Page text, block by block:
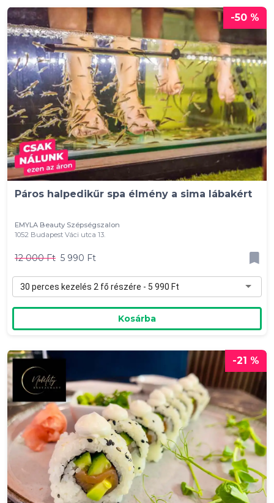
-50 %
Páros halpedikűr spa élmény a sima lábakért
EMYLA Beauty Szépségszalon
1052 Budapest Váci utca 13.
12 000 Ft 5 990 Ft
30 perces kezelés 2 fő részére - 5 990 Ft
Kosárba
-21 %